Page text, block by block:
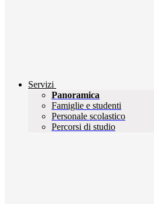
Servizi
Panoramica
Famiglie e studenti
Personale scolastico
Percorsi di studio